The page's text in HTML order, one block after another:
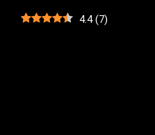
4.4 (7)